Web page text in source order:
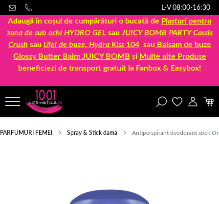
L-V 08:00-16:30
Adaugă în coșul de cumpărături o bucată de Plasturi pentru
zona de sub ochi HYDRO GEL sau JUICY BOMB PARTY Cassis
Crush sau Ulei de buze, Hydra Kiss 104sau Balsam de buze
Glossy Butter Balm JUICY BOMB și Multe alte Produse
beneficiezi de transport gratuit la Fanbox & Easybox!
PARFUMURI FEMEI Spray & Stick dama Antiperspirant deodorant stick